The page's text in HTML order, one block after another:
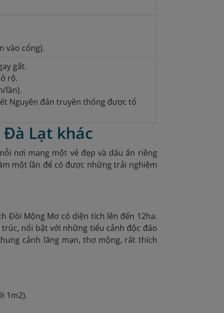
vào cổng).
gắt.
rộ.
lần).
Nguyên đán truyền thống được tổ
Lạt khác
nơi mang một vẻ đẹp và dấu ấn riêng
một lần để có được những trải nghiệm
Đồi Mộng Mơ có diện tích lên đến 12ha.
nổi bật với những tiểu cảnh độc đáo
cảnh lãng mạn, thơ mộng, rất thích
1m2).